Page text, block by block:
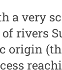
-
-
a very
rivers
origin